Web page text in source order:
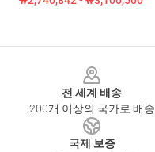
전 세계 배송
200개 이상의 국가로 배송
국제 보증